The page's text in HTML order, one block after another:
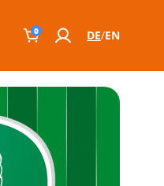
0 DE EN